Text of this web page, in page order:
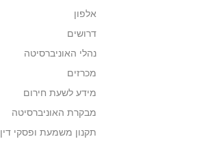
אלפון
דרושים
נהלי האוניברסיטה
מכרזים
מידע לשעת חירום
מבקרת האוניברסיטה
תקנון משמעת ופסקי דין